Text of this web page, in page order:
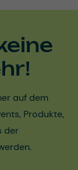
auf dem
Produkte,
der